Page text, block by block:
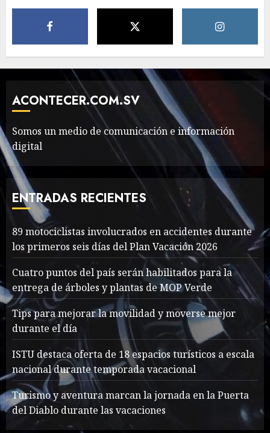
MAYO 14, 2024 811
Need to Know About the
Classic Cars in a Retro
Movie?
MAYO 14, 2024 796
7
The full story of
Thailand’s extraordinary
cave rescue
MAYO 14, 2024 1002
1
89 motociclistas
involucrados en
accidentes durante los
primeros seis días del Plan
Vacación 2026
AGOSTO 7, 2026 26
2
Searching for the
forgotten heroes of World
War Two
MAYO 14, 2024 860
ACONTECER.COM.SV
Somos un medio de comunicación e información
digital
ENTRADAS RECIENTES
89 motociclistas involucrados en accidentes durante
los primeros seis días del Plan Vacación 2026
Cuatro puntos del país serán habilitados para la
entrega de árboles y plantas de MOP Verde
Tips para mejorar la movilidad y moverse mejor
durante el día
ISTU destaca oferta de 18 espacios turísticos a escala
nacional durante temporada vacacional
Turismo y aventura marcan la jornada en la Puerta
del Diablo durante las vacaciones